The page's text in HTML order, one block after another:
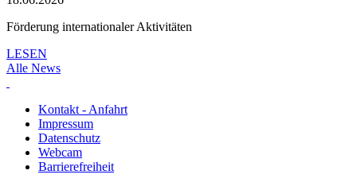
Förderung internationaler Aktivitäten
LESEN
Alle News
Kontakt - Anfahrt
Impressum
Datenschutz
Webcam
Barrierefreiheit